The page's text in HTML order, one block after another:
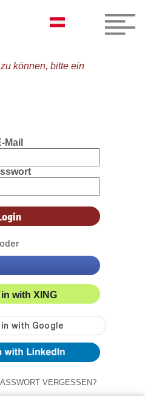
können, bitte ein
Mail
oder
with XING
VERGESSEN?